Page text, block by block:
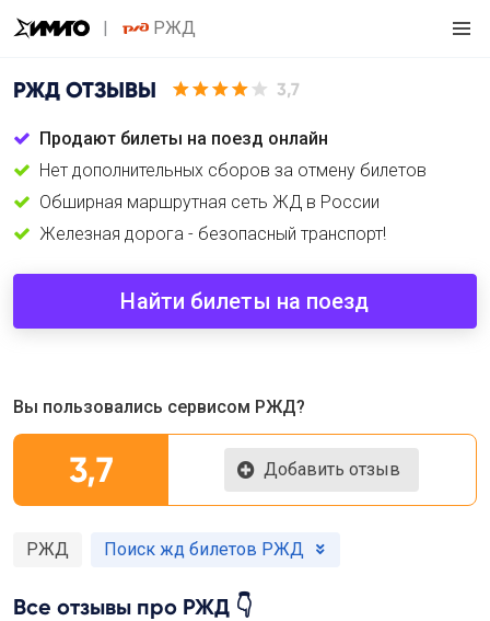
РЖД
РЖД ОТЗЫВЫ 3,7
Продают билеты на поезд онлайн
Нет дополнительных сборов за отмену билетов
Обширная маршрутная сеть ЖД в России
Железная дорога - безопасный транспорт!
Найти билеты на поезд
Вы пользовались сервисом РЖД?
3,7 Добавить отзыв
РЖД Поиск жд билетов РЖД
Все отзывы про РЖД 👇